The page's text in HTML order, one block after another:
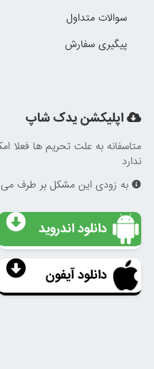
سوالات متداول
پیگیری سفارش
اپلیکشن یدک شاپ
متاسفانه به علت تحریم ها فعلا
ندارد
به زودی این مشکل بر طرف
دانلود اندروید
دانلود آیفون